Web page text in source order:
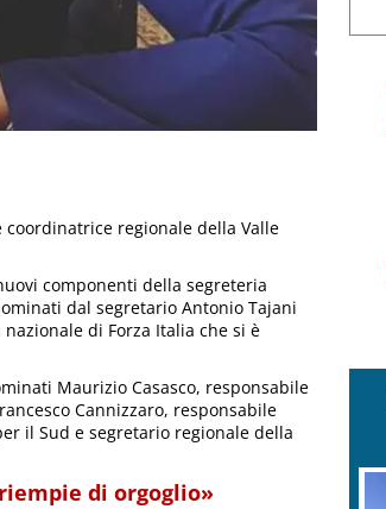
regionale della Valle
componenti della segreteria
dal segretario Antonio Tajani
di Forza Italia che si è
Maurizio Casasco, responsabile
Cannizzaro, responsabile
il Sud e segretario regionale della
di orgoglio»